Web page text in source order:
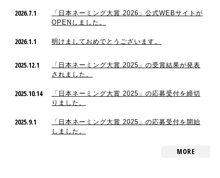
2026.7.1
「日本ネーミング大賞 2026」公式WEBサイトが
OPENしました。
2026.1.1 明けましておめでとうございます。
2025.12.1
「日本ネーミング大賞 2025」の受賞結果が発表
されました。
2025.10.14
「日本ネーミング大賞 2025」の応募受付を締切
りました。
2025.9.1
「日本ネーミング大賞 2025」の応募受付を開始
しました。
MORE